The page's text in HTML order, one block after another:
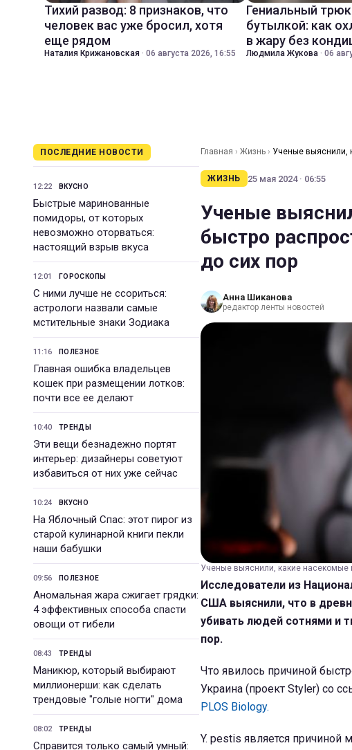
Тихий развод: 8 признаков, что
человек вас уже бросил, хотя
еще рядом
Наталия Крижановская · 06 августа 2026, 16:55
Гениальный
бутылкой: как
в жару без
Людмила Жукова · 06
ПОСЛЕДНИЕ НОВОСТИ
12:22 ВКУСНО
Быстрые маринованные
помидоры, от которых
невозможно оторваться:
настоящий взрыв вкуса
12:01 ГОРОСКОПЫ
С ними лучше не ссориться:
астрологи назвали самые
мстительные знаки Зодиака
11:16 ПОЛЕЗНОЕ
Главная ошибка владельцев
кошек при размещении лотков:
почти все ее делают
10:40 ТРЕНДЫ
Эти вещи безнадежно портят
интерьер: дизайнеры советуют
избавиться от них уже сейчас
10:24 ВКУСНО
На Яблочный Спас: этот пирог из
старой кулинарной книги пекли
наши бабушки
09:56 ПОЛЕЗНОЕ
Аномальная жара сжигает грядки:
4 эффективных способа спасти
овощи от гибели
08:43 ТРЕНДЫ
Маникюр, который выбирают
миллионерши: как сделать
трендовые "голые ногти" дома
08:02 ТРЕНДЫ
Справится только самый умный:
Главная › Жизнь › Ученые выяснили,
ЖИЗНЬ
25 мая 2024 · 06:55
Ученые
быстро
до сих пор
Анна Шиканова
редактор ленты новостей
Ученые выяснили, какие насекомые
Исследователи из
США выяснили, что в
убивать людей сотнями и
пор.
Что явилось причиной
Украина (проект Styler) со
PLOS Biology.
Y. pestis является